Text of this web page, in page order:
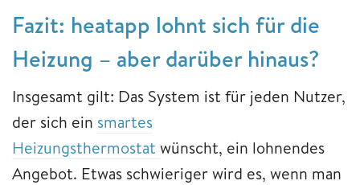
Fazit: heatapp lohnt sich für die
Heizung – aber darüber hinaus?
Insgesamt gilt: Das System ist für jeden Nutzer,
der sich ein smartes
Heizungsthermostat wünscht, ein lohnendes
Angebot. Etwas schwieriger wird es, wenn man